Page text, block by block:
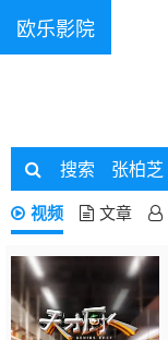
欧乐影院
搜索 张柏芝
视频 文章